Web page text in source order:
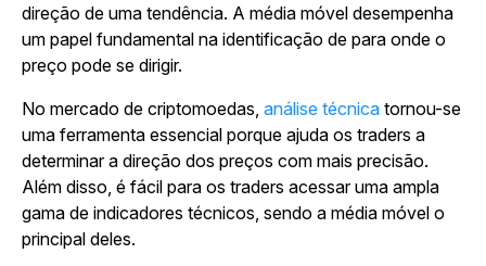
direção de uma tendência. A média móvel desempenha
um papel fundamental na identificação de para onde o
preço pode se dirigir.
No mercado de criptomoedas, análise técnica tornou-se
uma ferramenta essencial porque ajuda os traders a
determinar a direção dos preços com mais precisão.
Além disso, é fácil para os traders acessar uma ampla
gama de indicadores técnicos, sendo a média móvel o
principal deles.